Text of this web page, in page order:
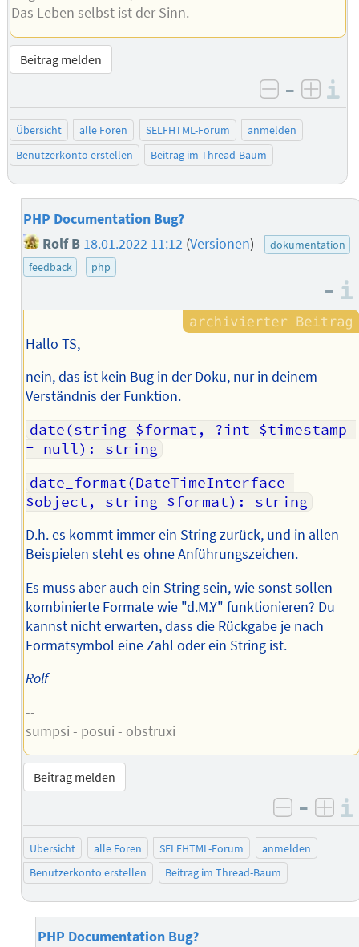
Das Leben selbst ist der Sinn.
Beitrag melden
negativ
–
Übersicht alle Foren SELFHTML-Forum
anmelden
Benutzerkonto erstellen
Beitrag im Thread-Baum
PHP Documentation Bug?
Rolf B 18.01.2022 11:12 (Versionen)
dokumentation
feedback
php
–
Hallo TS,
nein, das ist kein Bug in der Doku, nur in deinem
Verständnis der Funktion.
date(string $format, ?int $timestamp
= null): string
date_format(DateTimeInterface
$object, string $format): string
D.h. es kommt immer ein String zurück, und in allen
Beispielen steht es ohne Anführungszeichen.
Es muss aber auch ein String sein, wie sonst sollen
kombinierte Formate wie "d.M.Y" funktionieren? Du
kannst nicht erwarten, dass die Rückgabe je nach
Formatsymbol eine Zahl oder ein String ist.
Rolf
--
sumpsi - posui - obstruxi
Beitrag melden
negativ
–
Übersicht alle Foren SELFHTML-Forum
anmelden
Benutzerkonto erstellen
Beitrag im Thread-Baum
PHP Documentation Bug?